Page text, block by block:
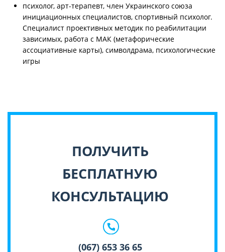
психолог, арт-терапевт, член Украинского союза
инициационных специалистов, спортивный психолог.
Специалист проективных методик по реабилитации
зависимых, работа с МАК (метафорические
ассоциативные карты), символдрама, психологические
игры
ПОЛУЧИТЬ
БЕСПЛАТНУЮ
КОНСУЛЬТАЦИЮ
(067) 653 36 65